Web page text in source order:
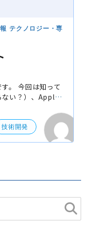
テクノロジー・専
って
ない？）、Apple
も解決方法がない
技術開発